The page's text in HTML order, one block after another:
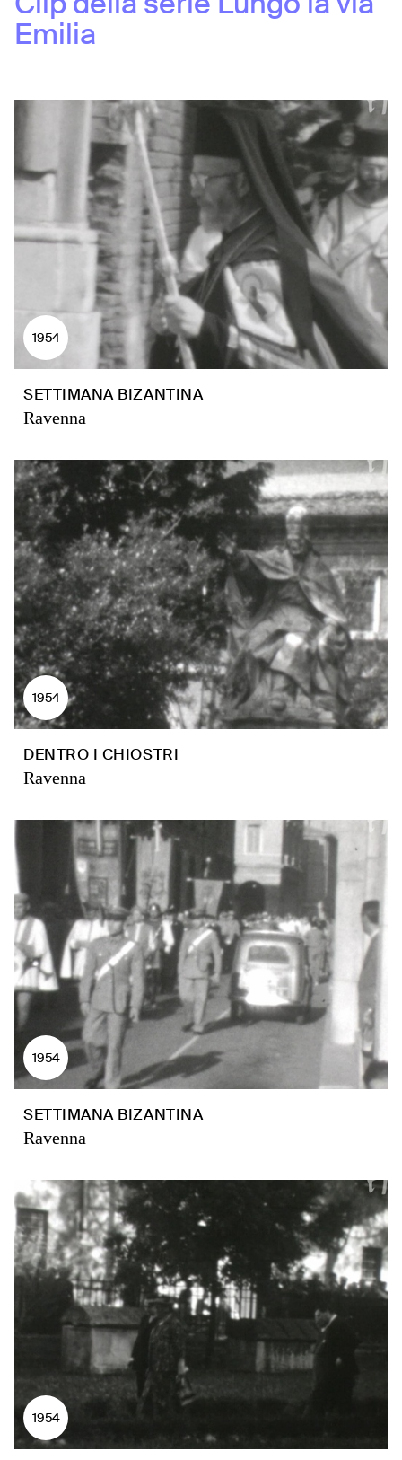
Emilia
1954
SETTIMANA BIZANTINA
Ravenna
1954
DENTRO I CHIOSTRI
Ravenna
1954
SETTIMANA BIZANTINA
Ravenna
1954